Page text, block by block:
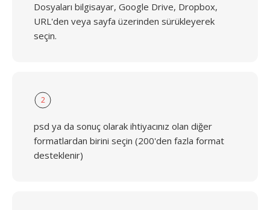
Dosyaları bilgisayar, Google Drive, Dropbox,
URL'den veya sayfa üzerinden sürükleyerek
seçin.
2
psd ya da sonuç olarak ihtiyacınız olan diğer
formatlardan birini seçin (200'den fazla format
desteklenir)